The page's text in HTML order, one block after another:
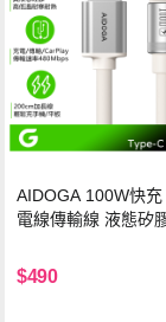
AIDOGA 100W快
電線傳輸線 液態矽
$490